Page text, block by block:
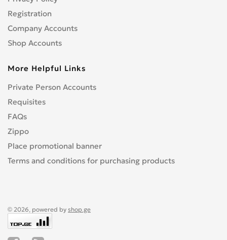
Registration
Company Accounts
Shop Accounts
More Helpful Links
Private Person Accounts
Requisites
FAQs
Zippo
Place promotional banner
Terms and conditions for purchasing products
© 2026, powered by shop.ge